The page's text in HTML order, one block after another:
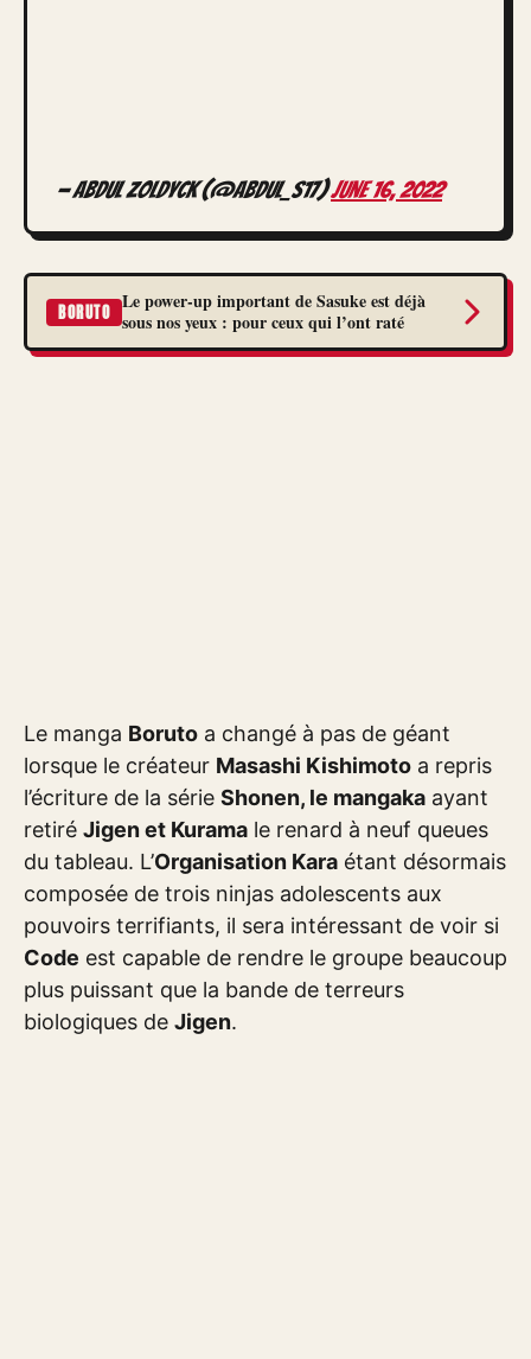
— Abdul Zoldyck (@Abdul_S17)June 16, 2022
BORUTO Le power-up important de Sasuke est déjà
sous nos yeux : pour ceux qui l’ont raté
Le manga Boruto a changé à pas de géant
lorsque le créateur Masashi Kishimoto a repris
l’écriture de la série Shonen, le mangaka ayant
retiré Jigen et Kurama le renard à neuf queues
du tableau. L’Organisation Kara étant désormais
composée de trois ninjas adolescents aux
pouvoirs terrifiants, il sera intéressant de voir si
Code est capable de rendre le groupe beaucoup
plus puissant que la bande de terreurs
biologiques de Jigen.